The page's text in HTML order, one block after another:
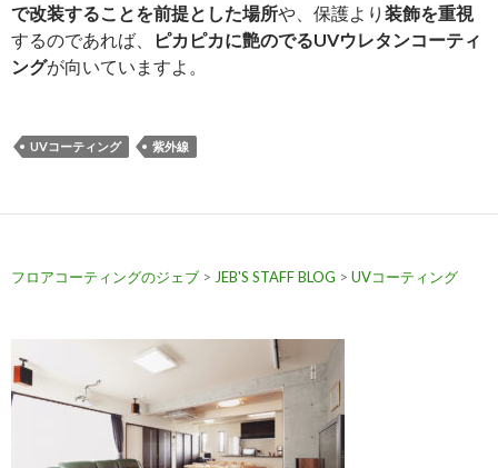
で改装することを前提とした場所や、保護より 装飾を重視
するのであれば、
ピカピカに艶のでるUVウレタンコーティ
ングが向いていますよ。
UVコーティング 紫外線
フロアコーティングのジェブ > JEB'S STAFF BLOG > UVコーティング